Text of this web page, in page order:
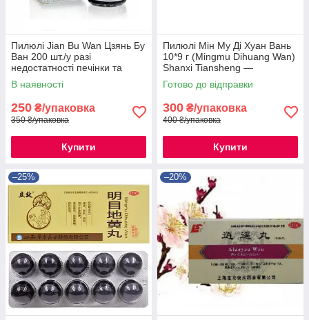
Пилюлі Jian Bu Wan Цзянь Бу
Ван 200 шт./у разі
недостатності печінки та
нирок
В наявності
250 ₴/упаковка
350 ₴/упаковка
Купити
Пилюлі Мін Му Ді Хуан Вань
10*9 г (Mingmu Dihuang Wan)
Shanxi Tiansheng —
китайський препарат для
відновлення зору.
Готово до відправки
300 ₴/упаковка
400 ₴/упаковка
Купити
–25% –20%